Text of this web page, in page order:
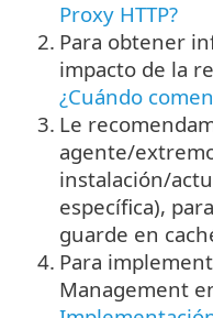
Proxy HTTP?
2. Para obtener
impacto de la
¿Cuándo
3. Le
agente/
instalación/
específica),
guarde en
4. Para
Management